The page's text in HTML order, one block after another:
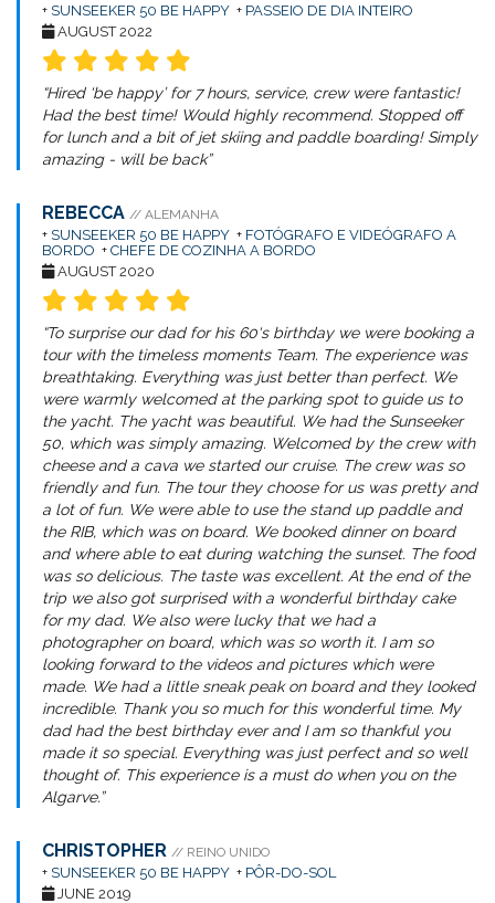
+ SUNSEEKER 50 BE HAPPY + PASSEIO DE DIA INTEIRO
AUGUST 2022
“Hired ‘be happy’ for 7 hours, service, crew were fantastic!
Had the best time! Would highly recommend. Stopped off
for lunch and a bit of jet skiing and paddle boarding! Simply
amazing - will be back”
REBECCA // ALEMANHA
+ SUNSEEKER 50 BE HAPPY + FOTÓGRAFO E VIDEÓGRAFO A
BORDO + CHEFE DE COZINHA A BORDO
AUGUST 2020
“To surprise our dad for his 60‘s birthday we were booking a
tour with the timeless moments Team. The experience was
breathtaking. Everything was just better than perfect. We
were warmly welcomed at the parking spot to guide us to
the yacht. The yacht was beautiful. We had the Sunseeker
50, which was simply amazing. Welcomed by the crew with
cheese and a cava we started our cruise. The crew was so
friendly and fun. The tour they choose for us was pretty and
a lot of fun. We were able to use the stand up paddle and
the RIB, which was on board. We booked dinner on board
and where able to eat during watching the sunset. The food
was so delicious. The taste was excellent. At the end of the
trip we also got surprised with a wonderful birthday cake
for my dad. We also were lucky that we had a
photographer on board, which was so worth it. I am so
looking forward to the videos and pictures which were
made. We had a little sneak peak on board and they looked
incredible. Thank you so much for this wonderful time. My
dad had the best birthday ever and I am so thankful you
made it so special. Everything was just perfect and so well
thought of. This experience is a must do when you on the
Algarve.”
CHRISTOPHER // REINO UNIDO
+ SUNSEEKER 50 BE HAPPY + PÔR-DO-SOL
JUNE 2019